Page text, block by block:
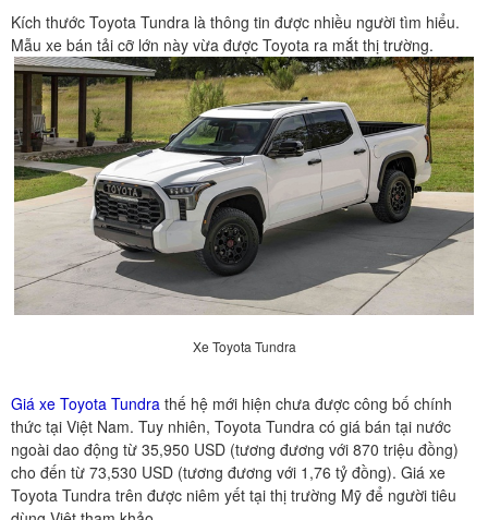
Kích thước Toyota Tundra là thông tin được nhiều người tìm hiểu.
Mẫu xe bán tải cỡ lớn này vừa được Toyota ra mắt thị trường.
Xe Toyota Tundra
Giá xe Toyota Tundra thế hệ mới hiện chưa được công bố chính
thức tại Việt Nam. Tuy nhiên, Toyota Tundra có giá bán tại nước
ngoài dao động từ 35,950 USD (tương đương với 870 triệu đồng)
cho đến từ 73,530 USD (tương đương với 1,76 tỷ đồng). Giá xe
Toyota Tundra trên được niêm yết tại thị trường Mỹ để người tiêu